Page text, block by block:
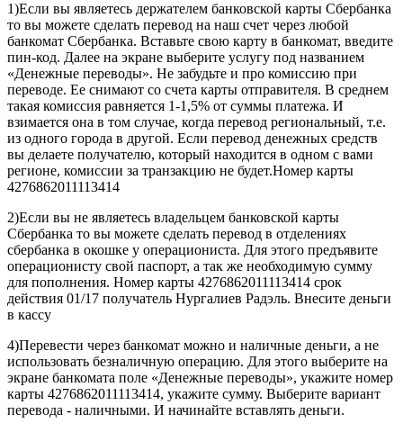
1)Если вы являетесь держателем банковской карты Сбербанка
то вы можете сделать перевод на наш счет через любой
банкомат Сбербанка. Вставьте свою карту в банкомат, введите
пин-код. Далее на экране выберите услугу под названием
«Денежные переводы». Не забудьте и про комиссию при
переводе. Ее снимают со счета карты отправителя. В среднем
такая комиссия равняется 1-1,5% от суммы платежа. И
взимается она в том случае, когда перевод региональный, т.е.
из одного города в другой. Если перевод денежных средств
вы делаете получателю, который находится в одном с вами
регионе, комиссии за транзакцию не будет.Номер карты
4276862011113414
2)Если вы не являетесь владельцем банковской карты
Сбербанка то вы можете сделать перевод в отделениях
сбербанка в окошке у операциониста. Для этого предъявите
операционисту свой паспорт, а так же необходимую сумму
для пополнения. Номер карты 4276862011113414 срок
действия 01/17 получатель Нургалиев Радэль. Внесите деньги
в кассу
4)Перевести через банкомат можно и наличные деньги, а не
использовать безналичную операцию. Для этого выберите на
экране банкомата поле «Денежные переводы», укажите номер
карты 4276862011113414, укажите сумму. Выберите вариант
перевода - наличными. И начинайте вставлять деньги.